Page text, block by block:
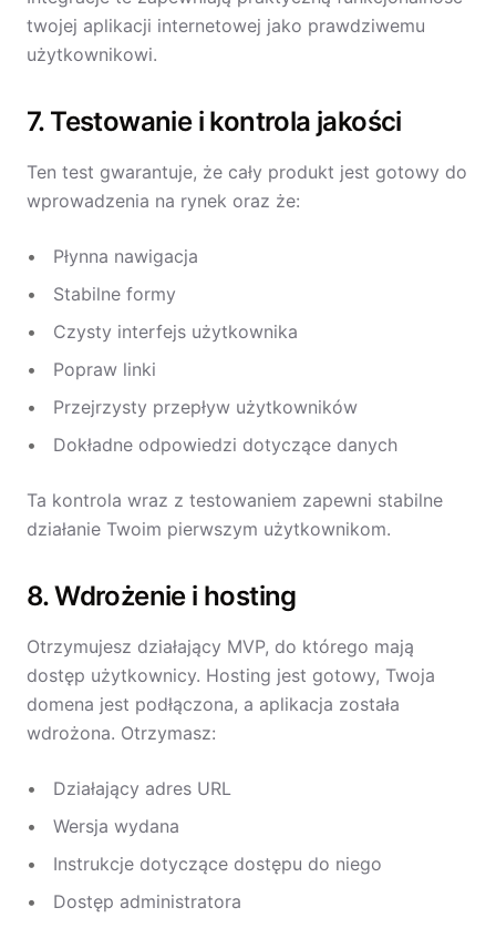
twojej aplikacji internetowej jako prawdziwemu
użytkownikowi.
7. Testowanie i kontrola jakości
Ten test gwarantuje, że cały produkt jest gotowy do
wprowadzenia na rynek oraz że:
Płynna nawigacja
Stabilne formy
Czysty interfejs użytkownika
Popraw linki
Przejrzysty przepływ użytkowników
Dokładne odpowiedzi dotyczące danych
Ta kontrola wraz z testowaniem zapewni stabilne
działanie Twoim pierwszym użytkownikom.
8. Wdrożenie i hosting
Otrzymujesz działający MVP, do którego mają
dostęp użytkownicy. Hosting jest gotowy, Twoja
domena jest podłączona, a aplikacja została
wdrożona. Otrzymasz:
Działający adres URL
Wersja wydana
Instrukcje dotyczące dostępu do niego
Dostęp administratora